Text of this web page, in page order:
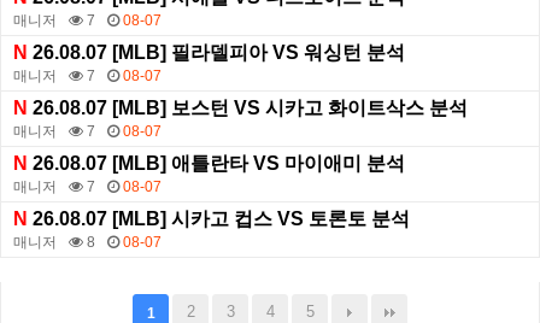
매니저 7 08-07
N 26.08.07 [MLB] 필라델피아 VS 워싱턴 분석
매니저 7 08-07
N 26.08.07 [MLB] 보스턴 VS 시카고 화이트삭스 분석
매니저 7 08-07
N 26.08.07 [MLB] 애틀란타 VS 마이애미 분석
매니저 7 08-07
N 26.08.07 [MLB] 시카고 컵스 VS 토론토 분석
매니저 8 08-07
1 2 3 4 5